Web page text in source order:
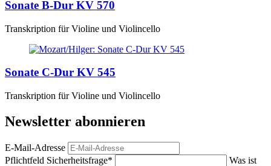
Sonate B-Dur KV 570
Transkription für Violine und Violincello
Sonate C-Dur KV 545
Transkription für Violine und Violincello
Newsletter abonnieren
E-Mail-Adresse
Pflichtfeld Sicherheitsfrage*
Was ist